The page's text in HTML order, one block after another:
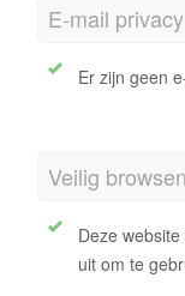
E-mail privacy
Er zijn geen
Veilig browsen
Deze
uit om te